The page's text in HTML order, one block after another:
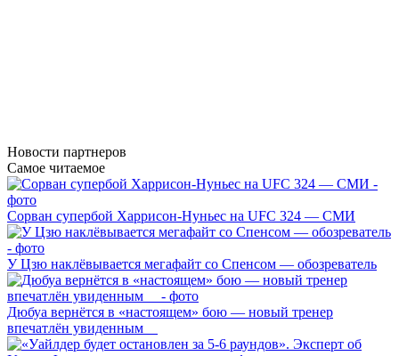
Новости партнеров
Самое читаемое
Сорван супербой Харрисон-Нуньес на UFC 324 — СМИ
У Цзю наклёвывается мегафайт со Спенсом — обозреватель
Дюбуа вернётся в «настоящем» бою — новый тренер
впечатлён увиденным